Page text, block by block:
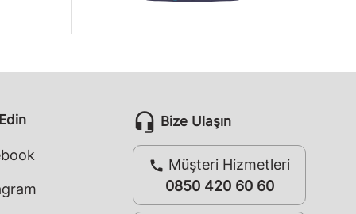
headset_mic Bize Ulaşın
call Müşteri Hizmetleri
0850 420 60 60